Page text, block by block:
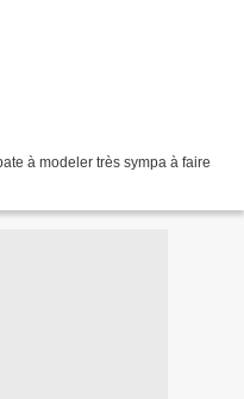
à modeler très sympa à faire